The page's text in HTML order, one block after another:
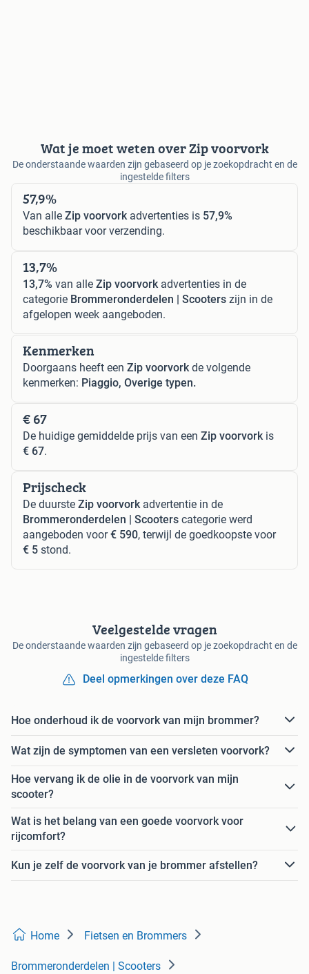
Wat je moet weten over Zip voorvork
De onderstaande waarden zijn gebaseerd op je zoekopdracht en de
ingestelde filters
57,9%
Van alle Zip voorvorkadvertenties is 57,9%
beschikbaar voor verzending.
13,7%
13,7% van alle Zip voorvorkadvertenties in de
categorie Brommeronderdelen | Scooters zijn in de
afgelopen week aangeboden.
Kenmerken
Doorgaans heeft een Zip voorvorkde volgende
kenmerken: Piaggio, Overige typen.
€ 67
De huidige gemiddelde prijs van een Zip voorvorkis
€ 67.
Prijscheck
De duurste Zip voorvorkadvertentie in de
Brommeronderdelen | Scooters categorie werd
aangeboden voor€ 590, terwijl de goedkoopste voor
€ 5 stond.
Veelgestelde vragen
De onderstaande waarden zijn gebaseerd op je zoekopdracht en de
ingestelde filters
Deel opmerkingen over deze FAQ
Hoe onderhoud ik de voorvork van mijn brommer?
Wat zijn de symptomen van een versleten voorvork?
Hoe vervang ik de olie in de voorvork van mijn
scooter?
Wat is het belang van een goede voorvork voor
rijcomfort?
Kun je zelf de voorvork van je brommer afstellen?
Home Fietsen en Brommers
Brommeronderdelen | Scooters